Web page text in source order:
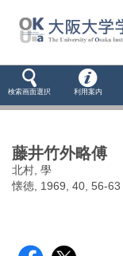
検索画面選択 利用案内
藤井竹外略傅
北村, 學
懐徳, 1969, 40, 56-63